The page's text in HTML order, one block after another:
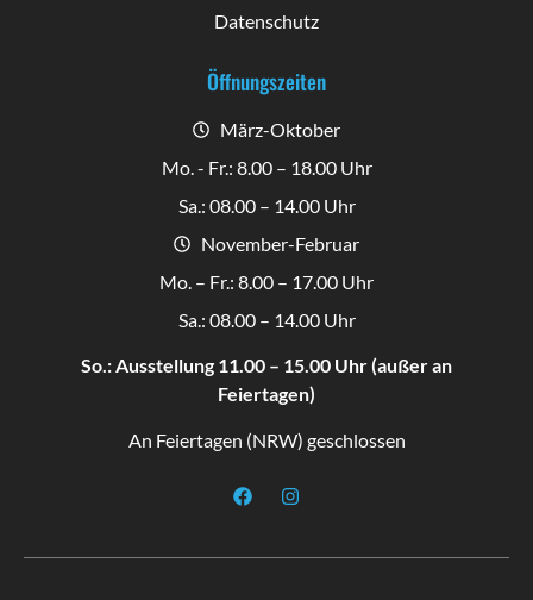
Datenschutz
Öffnungszeiten
März-Oktober
Mo. - Fr.: 8.00 – 18.00 Uhr
Sa.: 08.00 – 14.00 Uhr
November-Februar
Mo. – Fr.: 8.00 – 17.00 Uhr
Sa.: 08.00 – 14.00 Uhr
So.: Ausstellung 11.00 – 15.00 Uhr (außer an
Feiertagen)
An Feiertagen (NRW) geschlossen